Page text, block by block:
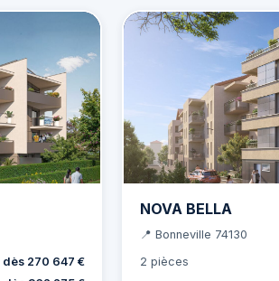
dès 270 647 €
NOVA BELLA
📍 Bonneville 74130
2 pièces